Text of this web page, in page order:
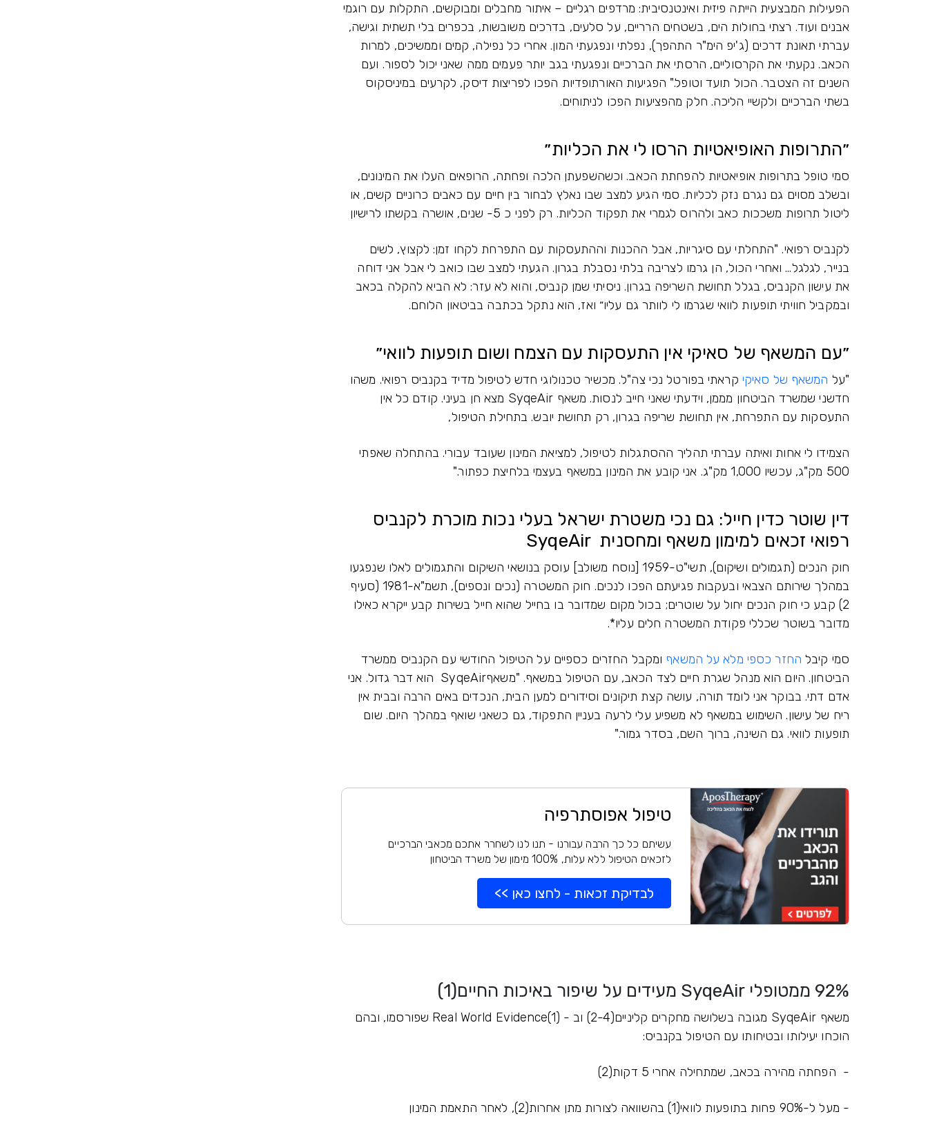
הפעילות המבצעית הייתה פיזית ואינטנסיבית: מרדפים רגליים – איתור מחבלים ומבוקשים, התקלות עם רוגמי
אבנים ועוד. רצתי בחולות הים, בשטחים הרריים, על סלעים, בדרכים משובשות, בכפרים בלי תשתית וגישה,
עברתי תאונת דרכים (ג'יפ הימ"ר התהפך), נפלתי ונפגעתי המון. אחרי כל נפילה, קמים וממשיכים, למרות
הכאב. נקעתי את הקרסוליים, הרסתי את הברכיים ונפגעתי בגב יותר פעמים ממה שאני יכול לספור. ועם
השנים זה הצטבר. הכול תועד וטופל." הפגיעות האורתופדיות הפכו לפריצות דיסק, לקרעים במיניסקוס
בשתי הברכיים ולקשיי הליכה. חלק מהפציעות הפכו לניתוחים.
״התרופות האופיאטיות הרסו לי את הכליות״
סמי טופל בתרופות אופיאטיות להפחתת הכאב. וכשהשפעתן הלכה ופחתה, הרופאים העלו את המינונים,
ובשלב מסוים גם נגרם נזק לכליות. סמי הגיע למצב שבו נאלץ לבחור בין חיים עם כאבים כרוניים קשים, או
ליטול תרופות משככות כאב ולהרוס לגמרי את תפקוד הכליות. רק לפני כ 5- שנים, אושרה בקשתו לרישיון
לקנביס רפואי. "התחלתי עם סיגריות, אבל ההכנות וההתעסקות עם התפרחת לקחו זמן: לקצוץ, לשים
בנייר, לגלגל... ואחרי הכול, הן גרמו לצריבה בלתי נסבלת בגרון. הגעתי למצב שבו כואב לי אבל אני דוחה
את עישון הקנביס, בגלל תחושת השריפה בגרון. ניסיתי שמן קנביס, והוא לא עזר: לא הביא להקלה בכאב
ובמקביל חוויתי תופעות לוואי שגרמו לי לוותר גם עליו״ ואז, הוא נתקל בכתבה בביטאון הלוחם.
״עם המשאף של סאיקי אין התעסקות עם הצמח ושום תופעות לוואי״
"על המשאף של סאיקי קראתי בפורטל נכי צה"ל. מכשיר טכנולוגי חדש לטיפול מדיד בקנביס רפואי. משהו
חדשני שמשרד הביטחון מממן, וידעתי שאני חייב לנסות. משאף SyqeAir מצא חן בעיני. קודם כל אין
התעסקות עם התפרחת, אין תחושת שריפה בגרון, רק תחושת יובש. בתחילת הטיפול,
הצמידו לי אחות ואיתה עברתי תהליך ההסתגלות לטיפול, למציאת המינון שעובד עבורי. בהתחלה שאפתי
500 מק"ג, עכשיו 1,000 מק"ג. אני קובע את המינון במשאף בעצמי בלחיצת כפתור."
דין שוטר כדין חייל: גם נכי משטרת ישראל בעלי נכות מוכרת לקנביס
רפואי זכאים למימון משאף ומחסנית SyqeAir
חוק הנכים (תגמולים ושיקום), תשי"ט-1959 [נוסח משולב] עוסק בנושאי השיקום והתגמולים לאלו שנפגעו
במהלך שירותם הצבאי ובעקבות פגיעתם הפכו לנכים. חוק המשטרה (נכים ונספים), תשמ"א-1981 (סעיף
2) קבע כי חוק הנכים יחול על שוטרים; בכול מקום שמדובר בו בחייל שהוא חייל בשירות קבע ייקרא כאילו
מדובר בשוטר שכללי פקודת המשטרה חלים עליו*.
סמי קיבל החזר כספי מלא על המשאף ומקבל החזרים כספיים על הטיפול החודשי עם הקנביס ממשרד
הביטחון. היום הוא מנהל שגרת חיים לצד הכאב, עם הטיפול במשאף. "משאףSyqeAir הוא דבר גדול. אני
אדם דתי. בבוקר אני לומד תורה, עושה קצת תיקונים וסידורים למען הבית, הנכדים באים הרבה ובבית אין
ריח של עישון. השימוש במשאף לא משפיע עלי לרעה בעניין התפקוד, גם כשאני שואף במהלך היום. שום
תופעות לוואי. גם השינה, ברוך השם, בסדר גמור."
טיפול אפוסתרפיה
עשיתם כל כך הרבה עבורנו - תנו לנו לשחרר אתכם מכאבי הברכיים
לזכאים הטיפול ללא עלות, 100% מימון של משרד הביטחון
לבדיקת זכאות - לחצו כאן >>
92% ממטופלי SyqeAir מעידים על שיפור באיכות החיים(1)
משאף SyqeAir מגובה בשלושה מחקרים קליניים(2-4) וב - Real World Evidence(1) שפורסמו, ובהם
הוכחו יעילותו ובטיחותו עם הטיפול בקנביס:
- הפחתה מהירה בכאב, שמתחילה אחרי 5 דקות(2)
- מעל ל-90% פחות בתופעות לוואי(1) בהשוואה לצורות מתן אחרות(2), לאחר התאמת המינון